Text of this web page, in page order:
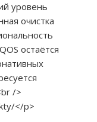
уровень
очистка
остаётся
/>
</p>